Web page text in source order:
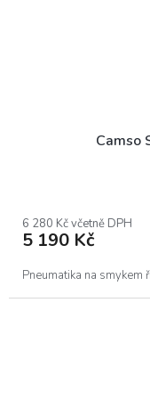
Camso
6 280 Kč včetně DPH
5 190 Kč
Pneumatika na smykem